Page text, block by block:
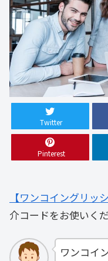
Twitter
Pinterest
【ワンコイングリッシ
介コードをお使いくだ
ワンコイ